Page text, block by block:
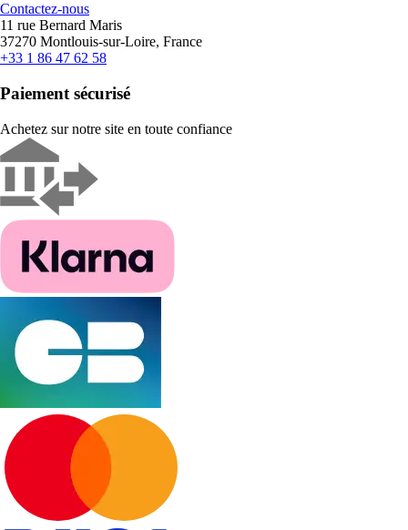
Contactez-nous
11 rue Bernard Maris
37270 Montlouis-sur-Loire, France
+33 1 86 47 62 58
Paiement sécurisé
Achetez sur notre site en toute confiance